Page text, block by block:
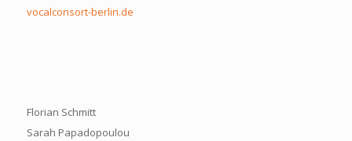
vocalconsort-berlin.de
Florian Schmitt
Sarah Papadopoulou